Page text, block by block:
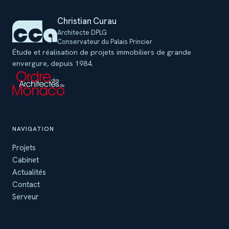
Christian Curau
Architecte DPLG
Conservateur du Palais Princier
Étude et réalisation de projets immobiliers de grande
envergure, depuis 1984.
NAVIGATION
Projets
Cabinet
Actualités
Contact
Serveur